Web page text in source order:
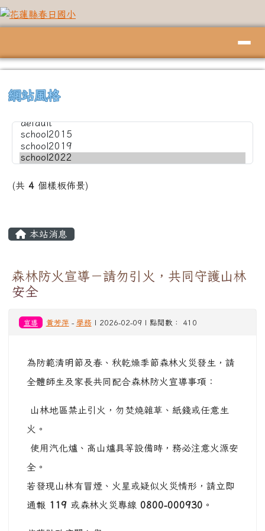
跳至主內容區
花蓮縣春日國小
網站風格
(共 4 個樣板佈景)
本站消息
森林防火宣導－請勿引火，共同守護山林
安全
宣導 黃芳萍- 學務| 2026-02-09 | 點閱數： 410
為防範清明節及春、秋乾燥季節森林火災發生，請
全體師生及家長共同配合森林防火宣導事項：
山林地區禁止引火，勿焚燒雜草、紙錢或任意生
火。
使用汽化爐、高山爐具等設備時，務必注意火源安
全。
若發現山林有冒煙、火星或疑似火災情形，請立即
通報 119 或森林火災專線 0800-000930 。